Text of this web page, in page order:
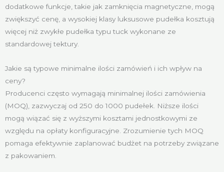
dodatkowe funkcje, takie jak zamknięcia magnetyczne, mogą
zwiększyć cenę, a wysokiej klasy luksusowe pudełka kosztują
więcej niż zwykłe pudełka typu tuck wykonane ze
standardowej tektury.
Jakie są typowe minimalne ilości zamówień i ich wpływ na
ceny?
Producenci często wymagają minimalnej ilości zamówienia
(MOQ), zazwyczaj od 250 do 1000 pudełek. Niższe ilości
mogą wiązać się z wyższymi kosztami jednostkowymi ze
względu na opłaty konfiguracyjne. Zrozumienie tych MOQ
pomaga efektywnie zaplanować budżet na potrzeby związane
z pakowaniem.